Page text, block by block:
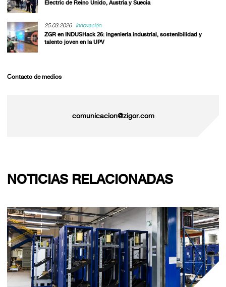
Electric de Reino Unido, Austria y Suecia
25.03.2026
Innovación
ZGR en INDUSHack 26: ingeniería industrial, sostenibilidad y
talento joven en la UPV
Contacto de medios
comunicacion@zigor.com
NOTICIAS RELACIONADAS